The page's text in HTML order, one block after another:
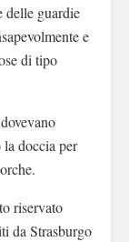
delle guardie
e
di tipo
doccia per
riservato
da Strasburgo